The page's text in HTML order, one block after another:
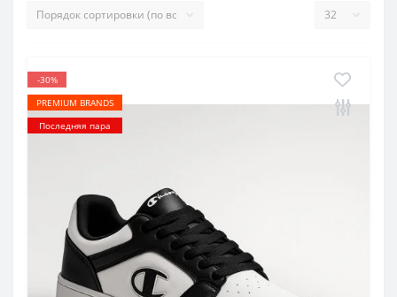
-30%
PREMIUM BRANDS
Последняя пара